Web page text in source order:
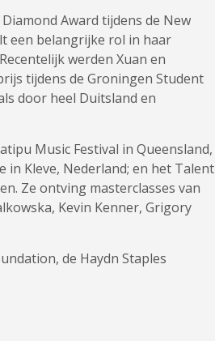
Award tijdens de New
een belangrijke rol in haar
werden Xuan en
tijdens de Groningen Student
door heel Duitsland en
Music Festival in Queensland,
in Kleve, Nederland; en het Talent
Ze ontving masterclasses van
Kevin Kenner, Grigory
de Haydn Staples